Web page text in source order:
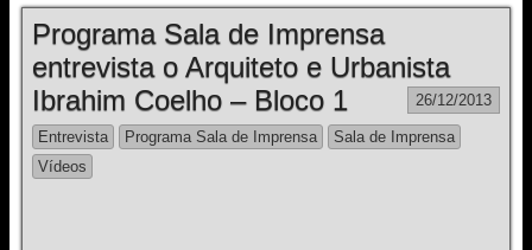
Programa Sala de Imprensa
entrevista o Arquiteto e Urbanista
Ibrahim Coelho – Bloco 1
26/12/2013
Entrevista Programa Sala de Imprensa
Sala de Imprensa
Vídeos